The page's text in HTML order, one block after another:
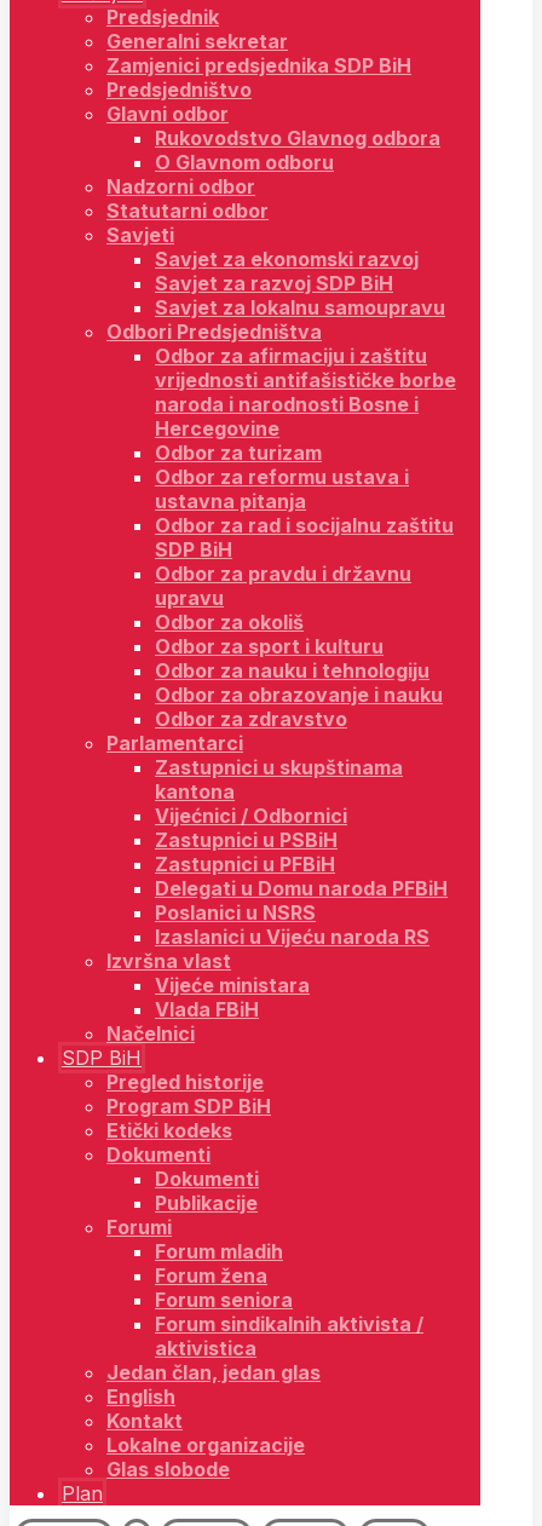
Predsjednik
Generalni sekretar
Zamjenici predsjednika SDP BiH
Predsjedništvo
Glavni odbor
Rukovodstvo Glavnog odbora
O Glavnom odboru
Nadzorni odbor
Statutarni odbor
Savjeti
Savjet za ekonomski razvoj
Savjet za razvoj SDP BiH
Savjet za lokalnu samoupravu
Odbori Predsjedništva
Odbor za afirmaciju i zaštitu
vrijednosti antifašističke borbe
naroda i narodnosti Bosne i
Hercegovine
Odbor za turizam
Odbor za reformu ustava i
ustavna pitanja
Odbor za rad i socijalnu zaštitu
SDP BiH
Odbor za pravdu i državnu
upravu
Odbor za okoliš
Odbor za sport i kulturu
Odbor za nauku i tehnologiju
Odbor za obrazovanje i nauku
Odbor za zdravstvo
Parlamentarci
Zastupnici u skupštinama
kantona
Vijećnici / Odbornici
Zastupnici u PSBiH
Zastupnici u PFBiH
Delegati u Domu naroda PFBiH
Poslanici u NSRS
Izaslanici u Vijeću naroda RS
Izvršna vlast
Vijeće ministara
Vlada FBiH
Načelnici
SDP BiH
Pregled historije
Program SDP BiH
Etički kodeks
Dokumenti
Dokumenti
Publikacije
Forumi
Forum mladih
Forum žena
Forum seniora
Forum sindikalnih aktivista /
aktivistica
Jedan član, jedan glas
English
Kontakt
Lokalne organizacije
Glas slobode
Plan